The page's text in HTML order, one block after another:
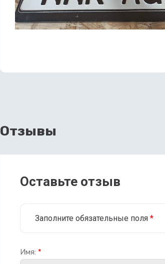
Отзывы
Оставьте отзыв
Заполните обязательные поля *
Имя: *